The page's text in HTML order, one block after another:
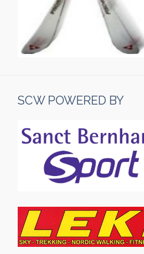
SCW POWERED BY